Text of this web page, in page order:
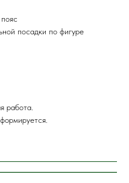
посадки по фигуре
работа.